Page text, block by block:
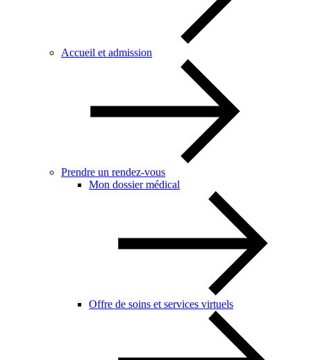
Accueil et admission
Prendre un rendez-vous
Mon dossier médical
Offre de soins et services virtuels